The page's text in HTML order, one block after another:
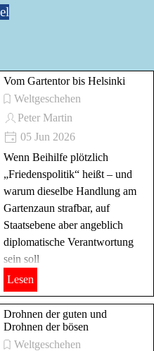
Vom Gartentor bis Helsinki
Weltgeschehen
Peter Martin
05 Jun 2026
Wenn Beihilfe plötzlich
„Friedenspolitik“ heißt – und
warum dieselbe Handlung am
Gartenzaun strafbar, auf
Staatsebene aber angeblich
diplomatische Verantwortung
sein soll
Lesen
Drohnen der guten und
Drohnen der bösen
Weltgeschehen